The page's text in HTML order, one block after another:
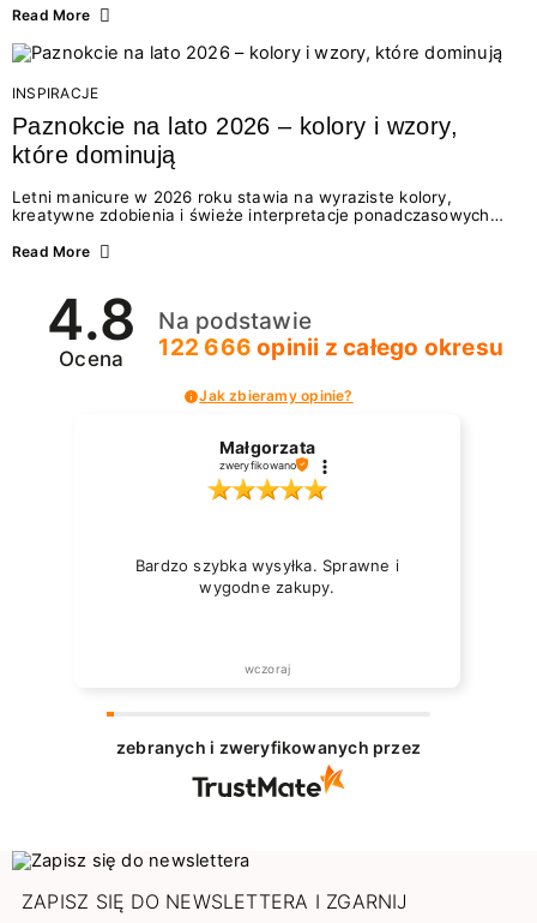
doświadczenia wakacji – od spontanicznych wyjazdów, przez
Motywem przewodnim jest eksplorowanie i kolekcjonowanie
letnich momentów. Z tej okazji przygotowaliśmy coś absolutnie
wyjątkowego: wielki konkurs z wakacje.pl oraz dawkę
najgorętszych trendów w...
Read More
INSPIRACJE
Paznokcie na lato 2026 – kolory i wzory,
które dominują
Letni manicure w 2026 roku stawia na wyraziste kolory,
kreatywne zdobienia i świeże interpretacje ponadczasowych
zarówno energetycznych odcieni inspirowanych wakacjami, jak
2026? Znajdź inspirację dla swojego manicure!
Read More
4.8
Ocena
Na podstawie
122 666 opinii z całego okresu
Jak zbieramy opinie?
Małgorzata
zweryfikowano
Bardzo szybka wysyłka. Sprawne i
wygodne zakupy.
wczoraj
zebranych i zweryfikowanych przez
ZAPISZ SIĘ DO NEWSLETTERA I ZGARNIJ